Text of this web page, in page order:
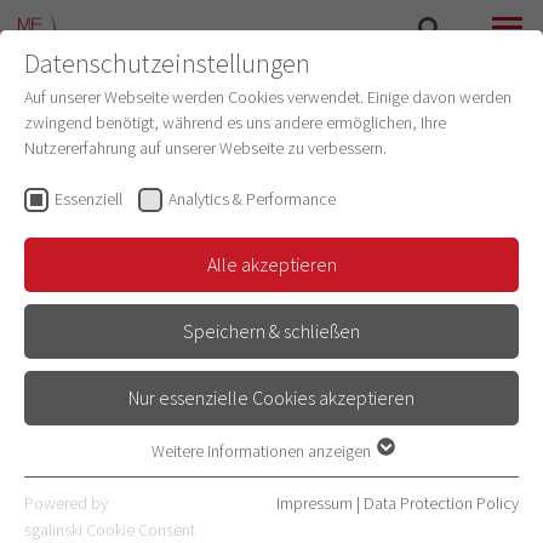
HUMAN MEDICINE
Datenschutzeinstellungen
Auf unserer Webseite werden Cookies verwendet. Einige davon werden
zwingend benötigt, während es uns andere ermöglichen, Ihre
Nutzererfahrung auf unserer Webseite zu verbessern.
Essenziell Analytics & Performance
Alle akzeptieren
Speichern & schließen
Nur essenzielle Cookies akzeptieren
Essenzielle Cookies werden für grundlegende Funktionen der
Webseite benötigt. Dadurch ist gewährleistet, dass die Webseite
Weitere Informationen anzeigen
Powered by
sgalinski Cookie Consent
Impressum | Data Protection Policy